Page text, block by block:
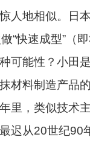
人地相似。日
“快速成型”（
可能性？小田
材料制造产品
，类似技术主
迟从20世纪90